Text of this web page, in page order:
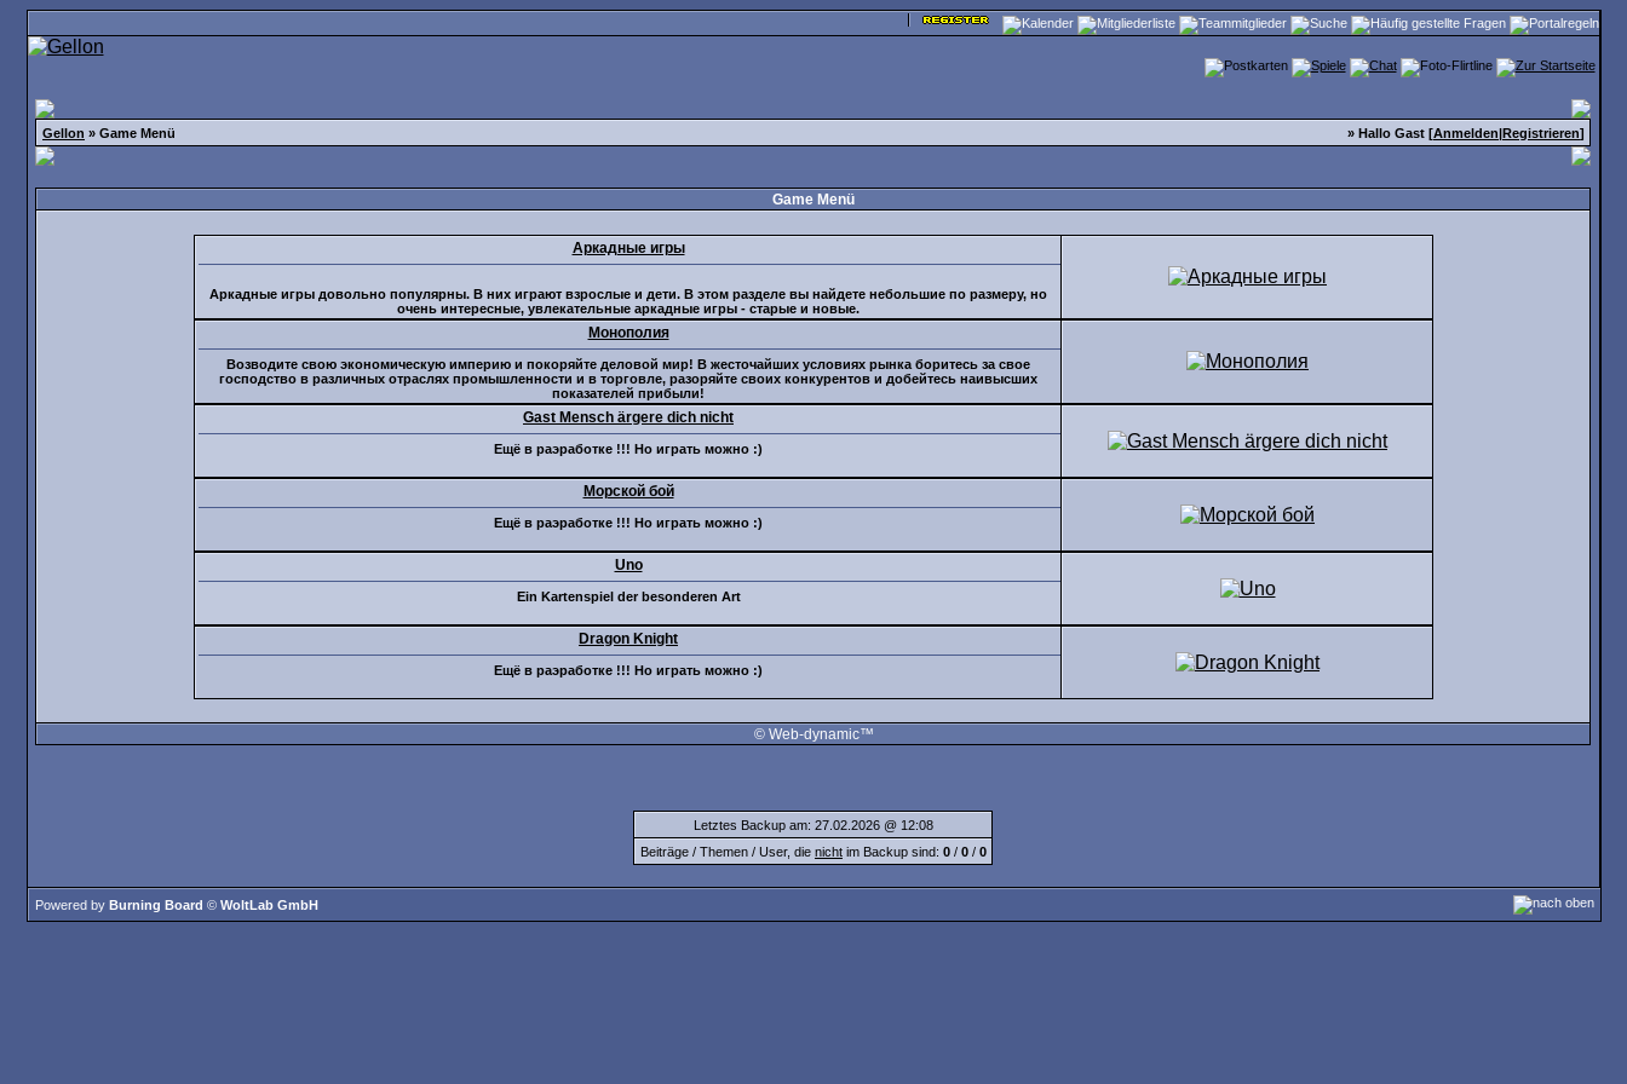
Gellon » Game Menü » Hallo Gast [Anmelden|Registrieren]
Game Menü
Аркадные игры
Аркадные игры довольно популярны. В них играют взрослые и дети. В этом разделе вы найдете небольшие по размеру, но
очень интересные, увлекательные аркадные игры - старые и новые.
Монополия
Возводите свою экономическую империю и покоряйте деловой мир! В жесточайших условиях рынка боритесь за свое
господство в различных отраслях промышленности и в торговле, разоряйте своих конкурентов и добейтесь наивысших
показателей прибыли!
Gast Mensch ärgere dich nicht
Ещё в раэработке !!! Но играть можно :)
Морской бой
Ещё в раэработке !!! Но играть можно :)
Uno
Ein Kartenspiel der besonderen Art
Dragon Knight
Ещё в раэработке !!! Но играть можно :)
© Web-dynamic™
Letztes Backup am: 27.02.2026 @ 12:08
Beiträge / Themen / User, die nicht im Backup sind: 0 / 0 / 0
Powered by Burning Board © WoltLab GmbH